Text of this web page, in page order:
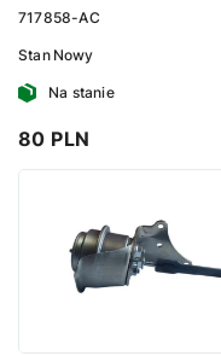
717858-AC
Stan Nowy
Na stanie
80 PLN